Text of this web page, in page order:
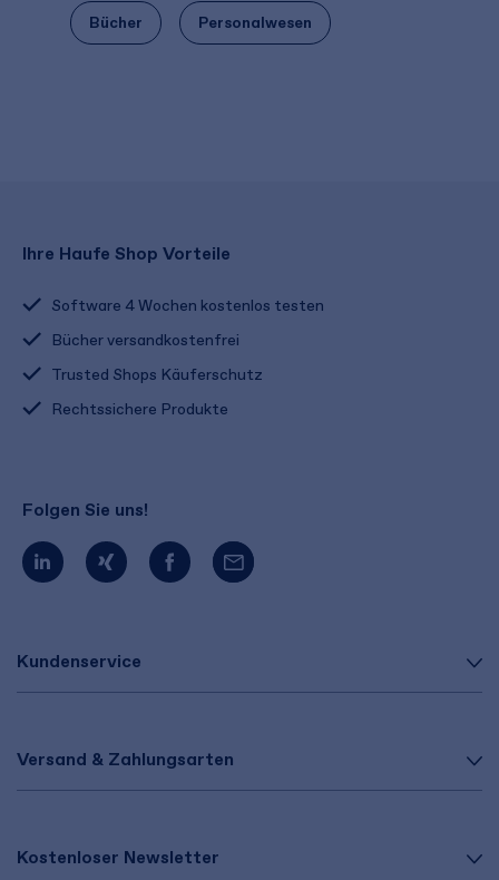
Bücher Personalwesen
Kundenservice
Versand & Zahlungsarten
Kostenloser Newsletter
Ihre Haufe Shop Vorteile
Software 4 Wochen kostenlos testen
Bücher versandkostenfrei
Trusted Shops Käuferschutz
Rechtssichere Produkte
Folgen Sie uns!